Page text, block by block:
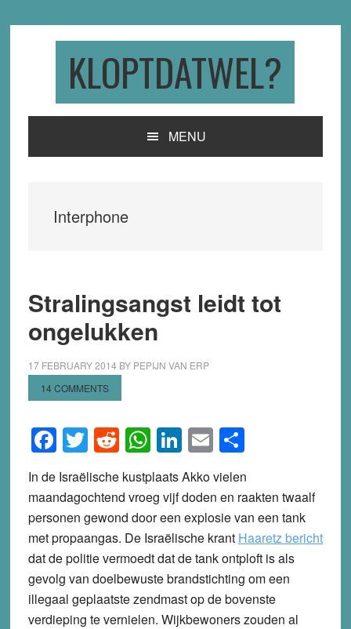
KLOPTDATWEL?
MENU
Interphone
Stralingsangst leidt tot
ongelukken
17 FEBRUARY 2014 BY PEPIJN VAN ERP
14 COMMENTS
Facebook
Twitter
Reddit
WhatsApp
LinkedIn
EmailShare
In de Israëlische kustplaats Akko vielen
maandagochtend vroeg vijf doden en raakten twaalf
personen gewond door een explosie van een tank
met propaangas. De Israëlische krant Haaretz bericht
dat de politie vermoedt dat de tank ontploft is als
gevolg van doelbewuste brandstichting om een
illegaal geplaatste zendmast op de bovenste
verdieping te vernielen. Wijkbewoners zouden al